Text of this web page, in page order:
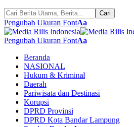
Pengubah Ukuran FontAa
Pengubah Ukuran FontAa
Beranda
NASIONAL
Hukum & Kriminal
Daerah
Pariwisata dan Destinasi
Korupsi
DPRD Provinsi
DPRD Kota Bandar Lampung